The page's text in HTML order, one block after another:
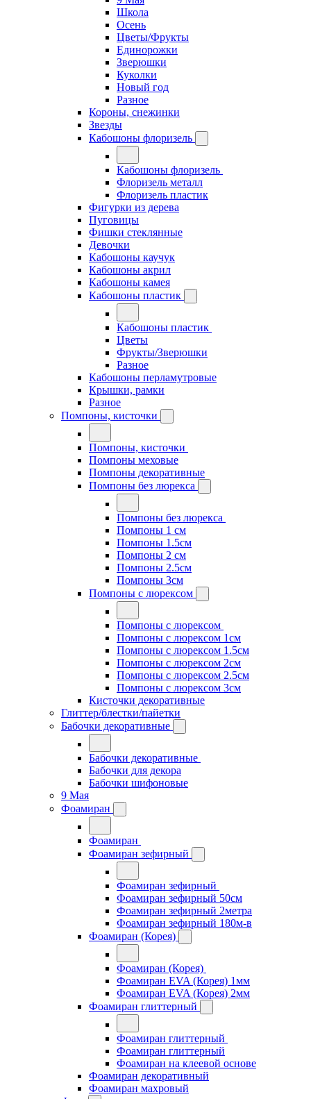
Школа
Осень
Цветы/Фрукты
Единорожки
Зверюшки
Куколки
Новый год
Разное
Короны, снежинки
Звезды
Кабошоны флоризель
Кабошоны флоризель
Флоризель металл
Флоризель пластик
Фигурки из дерева
Пуговицы
Фишки стеклянные
Девочки
Кабошоны каучук
Кабошоны акрил
Кабошоны камея
Кабошоны пластик
Кабошоны пластик
Цветы
Фрукты/Зверюшки
Разное
Кабошоны перламутровые
Крышки, рамки
Разное
Помпоны, кисточки
Помпоны, кисточки
Помпоны меховые
Помпоны декоративные
Помпоны без люрекса
Помпоны без люрекса
Помпоны 1 см
Помпоны 1.5см
Помпоны 2 см
Помпоны 2.5см
Помпоны 3см
Помпоны с люрексом
Помпоны с люрексом
Помпоны с люрексом 1см
Помпоны с люрексом 1.5см
Помпоны с люрексом 2см
Помпоны с люрексом 2.5см
Помпоны с люрексом 3см
Кисточки декоративные
Глиттер/блестки/пайетки
Бабочки декоративные
Бабочки декоративные
Бабочки для декора
Бабочки шифоновые
9 Мая
Фоамиран
Фоамиран
Фоамиран зефирный
Фоамиран зефирный
Фоамиран зефирный 50см
Фоамиран зефирный 2метра
Фоамиран зефирный 180м-в
Фоамиран (Корея)
Фоамиран (Корея)
Фоамиран EVA (Корея) 1мм
Фоамиран EVA (Корея) 2мм
Фоамиран глиттерный
Фоамиран глиттерный
Фоамиран глиттерный
Фоамиран на клеевой основе
Фоамиран декоративный
Фоамиран махровый